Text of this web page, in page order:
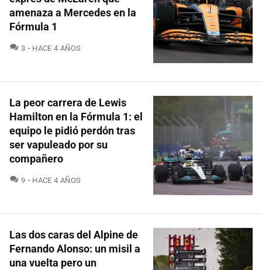
amenaza a Mercedes en la
Fórmula 1
3 COMENTARIOS
HACE 4 AÑOS
La peor carrera de Lewis
Hamilton en la Fórmula 1: el
equipo le pidió perdón tras
ser vapuleado por su
compañero
9 COMENTARIOS
HACE 4 AÑOS
Las dos caras del Alpine de
Fernando Alonso: un misil a
una vuelta pero un